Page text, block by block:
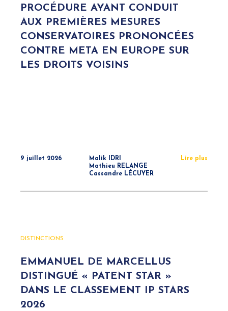
PROCÉDURE AYANT CONDUIT
AUX PREMIÈRES MESURES
CONSERVATOIRES PRONONCÉES
CONTRE META EN EUROPE SUR
LES DROITS VOISINS
9 juillet 2026
Malik IDRI
Mathieu RELANGE
Cassandre LÉCUYER
Lire plus
DISTINCTIONS
EMMANUEL DE MARCELLUS
DISTINGUÉ « PATENT STAR »
DANS LE CLASSEMENT IP STARS
2026